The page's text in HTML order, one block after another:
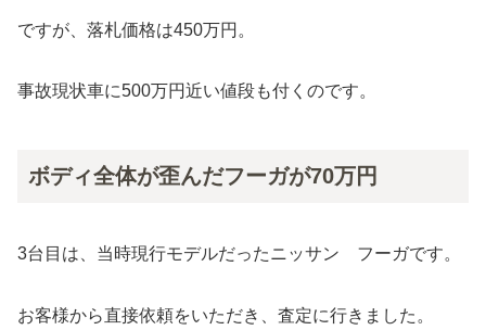
ですが、落札価格は450万円。
事故現状車に500万円近い値段も付くのです。
ボディ全体が歪んだフーガが70万円
3台目は、当時現行モデルだったニッサン フーガです。
お客様から直接依頼をいただき、査定に行きました。